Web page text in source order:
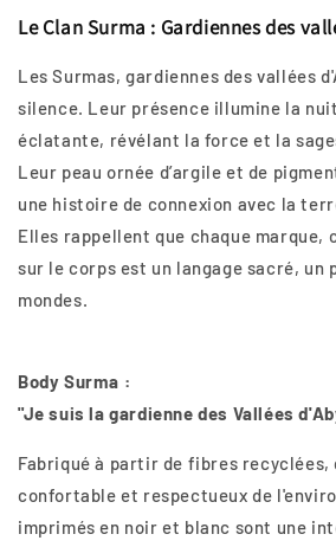
Le Clan Surma : Gardiennes des
Les Surmas, gardiennes des vallées
silence. Leur présence illumine la
éclatante, révélant la force et la
Leur peau ornée d’argile et de
une histoire de connexion avec la
Elles rappellent que chaque
sur le corps est un langage sacré, un
mondes.
Body Surma :
"Je suis la gardienne des Vallées
Fabriqué à partir de fibres recyclées,
confortable et respectueux de
imprimés en noir et blanc sont une